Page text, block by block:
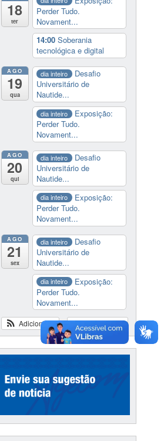
18
ter
Perder Tudo.
Novament...
14:00 Soberania
tecnológica e digital
AGO
19
qua
dia inteiro
Desafio
Universitário de
Nautide...
dia inteiro
Exposição:
Perder Tudo.
Novament...
AGO
20
qui
dia inteiro
Desafio
Universitário de
Nautide...
dia inteiro
Exposição:
Perder Tudo.
Novament...
AGO
21
sex
dia inteiro
Desafio
Universitário de
Nautide...
dia inteiro
Exposição:
Perder Tudo.
Novament...
Ver calendário
Adicionar